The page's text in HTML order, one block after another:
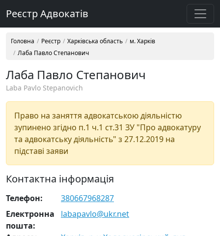
Реєстр Адвокатів
Головна Реєстр Харківська область
м. Харків
Лаба Павло Степанович
Лаба Павло Степанович
Laba Pavlo Stepanovich
Право на заняття адвокатською діяльністю
зупинено згідно п.1 ч.1 ст.31 ЗУ "Про адвокатуру
та адвокатську діяльність" з 27.12.2019 на
підставі заяви
Контактна інформація
Телефон:
380667968287
Електронна
пошта:
labapavlo@ukr.net